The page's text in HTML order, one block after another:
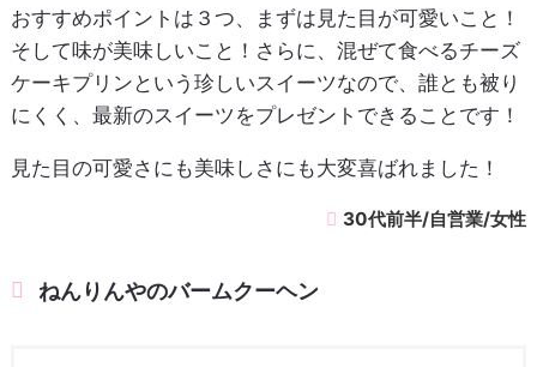
おすすめポイントは３つ、まずは見た目が可愛いこと！
そして味が美味しいこと！さらに、混ぜて食べるチーズ
ケーキプリンという珍しいスイーツなので、誰とも被り
にくく、最新のスイーツをプレゼントできることです！
見た目の可愛さにも美味しさにも大変喜ばれました！
30代前半/自営業/女性
ねんりんやのバームクーヘン